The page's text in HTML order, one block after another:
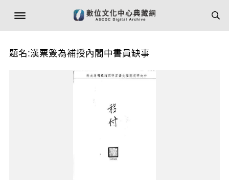
題名:漢票簽為補授內閣中書員缺事